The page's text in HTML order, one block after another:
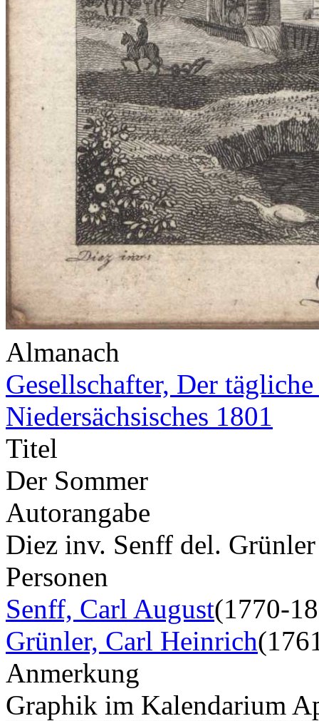
Almanach
Gesellschafter, Der
Niedersächsisches 1801
Titel
Der Sommer
Autorangabe
Diez inv. Senff del.
Personen
Senff, Carl August(1770-
Grünler, Carl Heinrich
Anmerkung
Graphik im Kalendarium